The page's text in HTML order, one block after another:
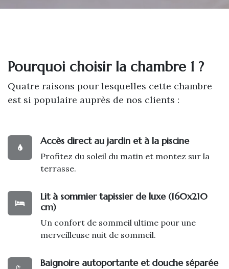
Pourquoi choisir la chambre 1 ?
Quatre raisons pour lesquelles cette chambre
est si populaire auprès de nos clients :
Accès direct au jardin et à la piscine
Profitez du soleil du matin et montez sur la
terrasse.
Lit à sommier tapissier de luxe (160x210
cm)
Un confort de sommeil ultime pour une
merveilleuse nuit de sommeil.
Baignoire autoportante et douche séparée